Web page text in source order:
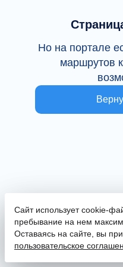
Но на портале
маршрутов
Сайт использует cookie-
пребывание на нем
Оставаясь на сайте, вы
пользовательское
Сайт находится в
В случае наличия
сообщить на почту
написать нам в чатили